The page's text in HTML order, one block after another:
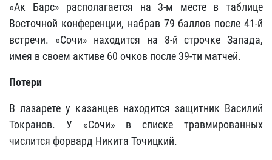
«Ак Барс» располагается на 3-м месте в таблице
Восточной конференции, набрав 79 баллов после 41-й
встречи. «Сочи» находится на 8-й строчке Запада,
имея в своем активе 60 очков после 39-ти матчей.
Потери
В лазарете у казанцев находится защитник Василий
Токранов. У «Сочи» в списке травмированных
числится форвард Никита Точицкий.